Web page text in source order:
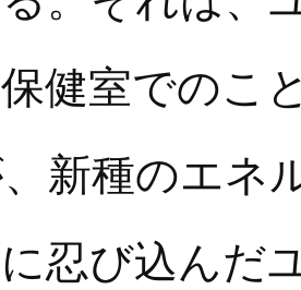
健室でのこ
新種のエネ
忍び込んだ